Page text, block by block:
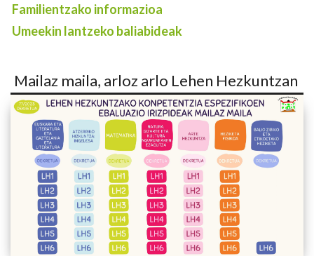
Familientzako informazioa
Umeekin lantzeko baliabideak
Mailaz maila, arloz arlo Lehen Hezkuntzan